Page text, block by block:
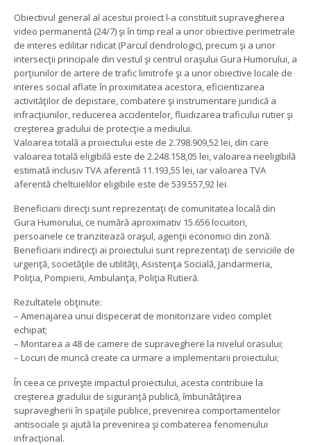
Obiectivul general al acestui proiect l-a constituit supravegherea
video permanentă (24/7) şi în timp real a unor obiective perimetrale
de interes edilitar ridicat (Parcul dendrologic), precum şi a unor
intersecţii principale din vestul şi centrul oraşului Gura Humorului, a
porţiunilor de artere de trafic limitrofe şi a unor obiective locale de
interes social aflate în proximitatea acestora, eficientizarea
activităţilor de depistare, combatere şi instrumentare juridică a
infracţiunilor, reducerea accidentelor, fluidizarea traficului rutier şi
creşterea gradului de protecţie a mediului.
Valoarea totală a proiectului este de 2.798.909,52 lei, din care
valoarea totală eligibilă este de 2.248.158,05 lei, valoarea neeligibilă
estimată inclusiv TVA aferentă 11.193,55 lei, iar valoarea TVA
aferentă cheltuielilor eligibile este de 539.557,92 lei.
Beneficiarii direcţi sunt reprezentaţi de comunitatea locală din
Gura Humorului, ce numără aproximativ 15.656 locuitori,
persoanele ce tranzitează oraşul, agenţii economici din zonă.
Beneficiarii indirecţi ai proiectului sunt reprezentaţi de serviciile de
urgenţă, societăţile de utilităţi, Asistenţa Socială, Jandarmeria,
Poliţia, Pompierii, Ambulanţa, Poliţia Rutieră.
Rezultatele obţinute:
– Amenajarea unui dispecerat de monitorizare video complet
echipat;
– Montarea a 48 de camere de supraveghere la nivelul orasului;
– Locuri de muncă create ca urmare a implementarii proiectului;
În ceea ce priveşte impactul proiectului, acesta contribuie la
creşterea gradului de siguranţă publică, îmbunătăţirea
supravegherii în spaţiile publice, prevenirea comportamentelor
antisociale şi ajută la prevenirea şi combaterea fenomenului
infracţional.